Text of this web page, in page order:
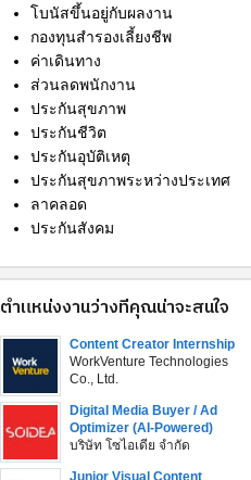
โบนัสขึ้นอยู่กับผลงาน
กองทุนสำรองเลี้ยงชีพ
ค่าเดินทาง
ส่วนลดพนักงาน
ประกันสุขภาพ
ประกันชีวิต
ประกันอุบัติเหตุ
ประกันสุขภาพระหว่างประเทศ
ลาคลอด
ประกันสังคม
ตำแหน่งงานว่างที่คุณน่าจะสนใจ
Content Creator Internship
WorkVenture Technologies
Co., Ltd.
Digital Media Buyer / Ad
Optimizer (AI-Powered)
บริษัท โซไอเดีย จำกัด
Junior Visual Content